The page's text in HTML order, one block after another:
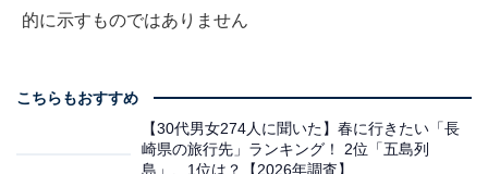
的に示すものではありません
こちらもおすすめ
【30代男女274人に聞いた】春に行きたい「長
崎県の旅行先」ランキング！ 2位「五島列
島」、1位は？【2026年調査】